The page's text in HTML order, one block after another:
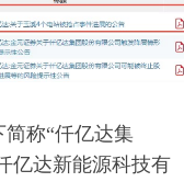
称“仟亿达集
亿达新能源科技有